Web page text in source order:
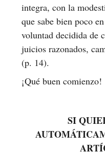
integra, con la
que sabe bien poco
voluntad decidida de
juicios razonados,
(p. 14).
¡Qué buen comienzo!
SI